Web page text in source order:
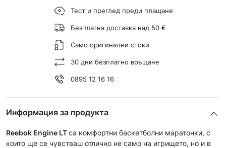
Тест и преглед преди плащане
Безплатна доставка над 50 €
Само оригинални стоки
30 дни безплатно връщане
0895 12 16 16
Информация за продукта
Reebok Engine LTса комфортни баскетболни маратонки, с
които ще се чувстваш отлично не само на игрището, но и в